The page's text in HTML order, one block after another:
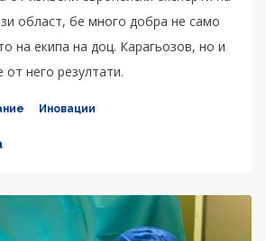
област, бе много добра не само
на екипа на доц. Карагьозов, но и
него резултати.
Иновации